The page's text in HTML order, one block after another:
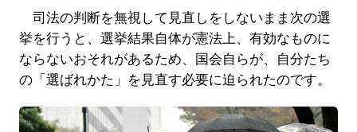
司法の判断を無視して見直しをしないまま次の選
挙を行うと、選挙結果自体が憲法上、有効なものに
ならないおそれがあるため、国会自らが、自分たち
の「選ばれかた」を見直す必要に迫られたのです。